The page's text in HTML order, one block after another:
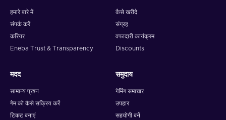
हमारे बारे में
संपर्क करें
करियर
Eneba Trust & Transparency
कैसे खरीदे
संग्रह
वफादारी कार्यक्रम
Discounts
मदद
सामान्य प्रश्न
गेम को कैसे सक्रिय करें
टिकट बनाएं
समुदाय
गेमिंग समाचार
उपहार
सहयोगी बनें